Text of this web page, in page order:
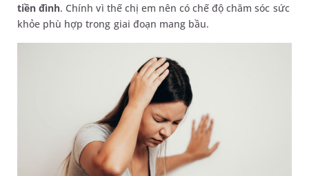
tiền đình. Chính vì thế chị em nên có chế độ chăm sóc sức
khỏe phù hợp trong giai đoạn mang bầu.